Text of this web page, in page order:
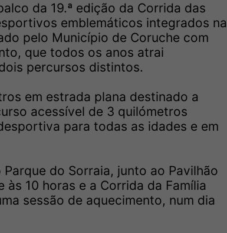
da 19.ª edição da Corrida das
emblemáticos integrados na
pelo Município de Coruche com
que todos os anos atrai
percursos distintos.
em estrada plana destinado a
acessível de 3 quilómetros
para todas as idades e em
do Sorraia, junto ao Pavilhão
10 horas e a Corrida da Família
sessão de aquecimento, num dia